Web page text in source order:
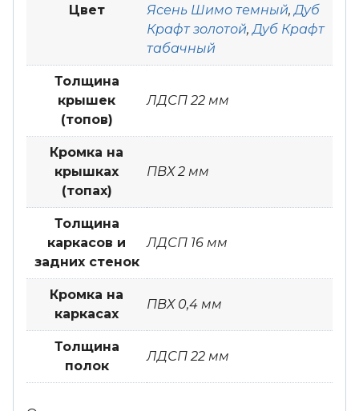
Цвет
Ясень Шимо темный,Дуб
Крафт золотой,Дуб Крафт
табачный
Толщина
крышек
(топов)
ЛДСП 22 мм
Кромка на
крышках
(топах)
ПВХ 2 мм
Толщина
каркасов и
задних стенок
ЛДСП 16 мм
Кромка на
каркасах
ПВХ 0,4 мм
Толщина
полок
ЛДСП 22 мм